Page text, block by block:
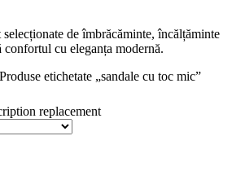
de îmbrăcăminte, încălțăminte
confortul cu eleganța modernă.
Produse etichetate „sandale cu toc mic”
replacement